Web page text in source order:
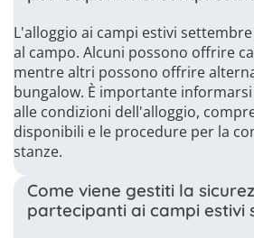
L'alloggio ai campi estivi
al campo. Alcuni possono offrire
mentre altri possono offrire
bungalow. È importante
alle condizioni dell'alloggio,
disponibili e le procedure per la
stanze.
Come viene gestiti la
partecipanti ai campi estivi